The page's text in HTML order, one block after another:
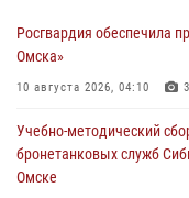
Росгвардия обеспечила
Омска»
10 августа 2026, 04:10 3
Учебно-методический
бронетанковых служб
Омске